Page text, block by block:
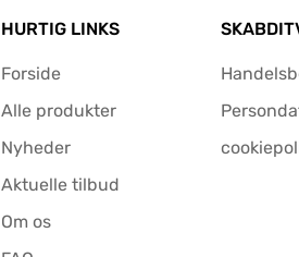
HURTIG LINKS
Forside
Alle produkter
Nyheder
Aktuelle tilbud
Om os